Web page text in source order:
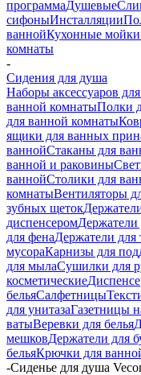
программаДушевые
сифоныИнсталляции
ваннойКухонные мойки
комнаты
-
Сидения для душа
Наборы аксессуаров
ванной комнатыПолки
для ванной комнаты
ящики для ванных
ваннойСтаканы для
ванной и раковины
ваннойСтолики для
комнатыВентиляторы
зубных щеток
диспенсеромДержатели
для фенаДержатели для
мусораКарнизы для
для мылаСушилки для
косметические
бельяСалфетницы
для унитазаГазетницы
ватыВеревки для белья
мешковДержатели для
бельяКрючки для
-Сиденье для душа